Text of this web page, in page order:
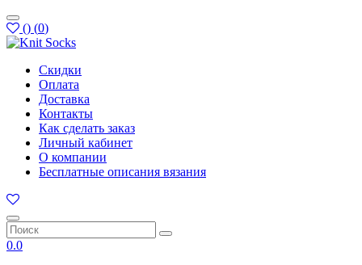
() (0)
Скидки
Оплата
Доставка
Контакты
Как сделать заказ
Личный кабинет
О компании
Бесплатные описания вязания
0.0